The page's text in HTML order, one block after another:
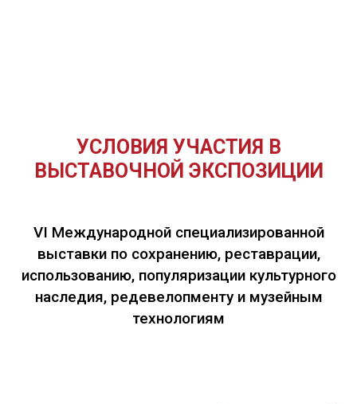
УСЛОВИЯ УЧАСТИЯ В
ВЫСТАВОЧНОЙ ЭКСПОЗИЦИИ
VI Международной специализированной
выставки по сохранению, реставрации,
использованию, популяризации культурного
наследия, редевелопменту и музейным
технологиям